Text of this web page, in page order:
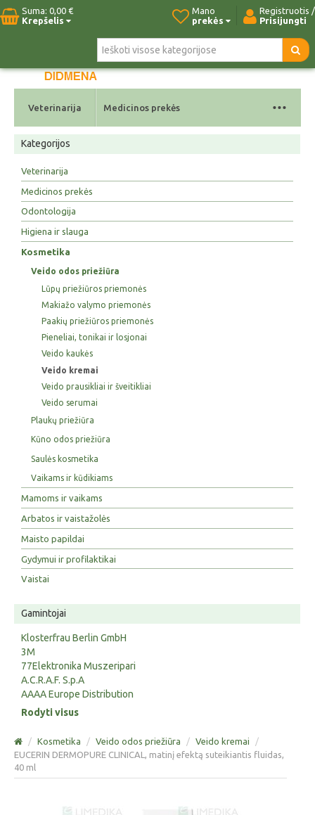
Suma: 0,00 €
Krepšelis
Registruotis /
Prisijungti
Mano
prekės
Pradžia Naujos prekės Kontaktai
Veterinarija Medicinos prekės ...
Kategorijos
Veterinarija
Medicinos prekės
Odontologija
Higiena ir slauga
Kosmetika
Veido odos priežiūra
Lūpų priežiūros priemonės
Makiažo valymo priemonės
Paakių priežiūros priemonės
Pieneliai, tonikai ir losjonai
Veido kaukės
Veido kremai
Veido prausikliai ir šveitikliai
Veido serumai
Plaukų priežiūra
Kūno odos priežiūra
Saulės kosmetika
Vaikams ir kūdikiams
Mamoms ir vaikams
Arbatos ir vaistažolės
Maisto papildai
Gydymui ir profilaktikai
Vaistai
Gamintojai
Klosterfrau Berlin GmbH
3M
77Elektronika Muszeripari
A.C.R.A.F. S.p.A
AAAA Europe Distribution
Rodyti visus
/ Kosmetika / Veido odos priežiūra / Veido kremai
/
EUCERIN DERMOPURE CLINICAL, matinį efektą suteikiantis fluidas,
40 ml